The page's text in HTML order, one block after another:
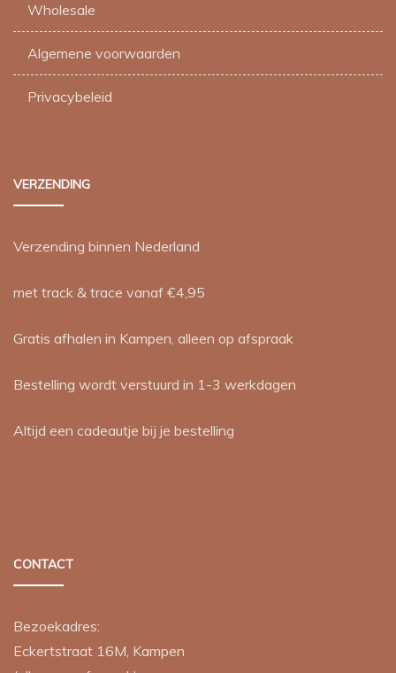
Wholesale
Algemene voorwaarden
Privacybeleid
VERZENDING
Verzending binnen Nederland
met track & trace vanaf €4,95
Gratis afhalen in Kampen, alleen op afspraak
Bestelling wordt verstuurd in 1-3 werkdagen
Altijd een cadeautje bij je bestelling
CONTACT
Bezoekadres:
Eckertstraat 16M, Kampen